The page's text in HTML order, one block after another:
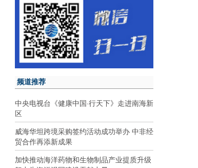
频道推荐
中央电视台《健康中国·行天下》走进南海新
区
威海华坦跨境采购签约活动成功举办 中非经
贸合作再添新成果
加快推动海洋药物和生物制品产业提质升级